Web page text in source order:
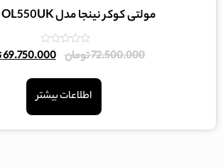
مولتی کوکر نینجا مدل Ninja OL550UK
امتیاز
0
5
72.500.000تومان 69.750.000
اطلاعات بیشتر